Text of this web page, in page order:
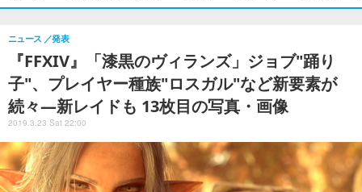
『FFXIV』「漆黒のヴィランズ」ジョブ"踊り
子"、プレイヤー種族"ロスガル"など新要素が
続々―新レイドも 13枚目の写真・画像
ニュース 発表
2019.3.23 Sat 22:00